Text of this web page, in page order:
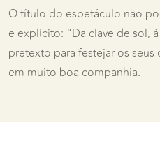
O título do espetáculo não
e explícito: “Da clave de sol,
pretexto para festejar os
em muito boa companhia.